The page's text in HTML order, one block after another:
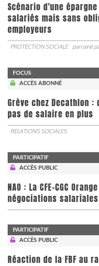
Scénario d'une
salariés mais sans
employeurs
PROTECTION SOCIALE parrainé
FOCUS
ACCÈS ABONNÉ
Grève chez Decathlon
pas de salaire en plus
RELATIONS SOCIALES
PARTICIPATIF
ACCÈS PUBLIC
NAO : La CFE-CGC
négociations
PARTICIPATIF
ACCÈS PUBLIC
​​​​​​​Réaction de la FBF au